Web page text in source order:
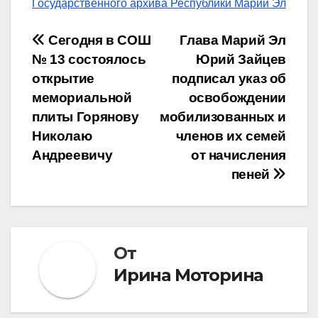
Государственного архива Республики Марий Эл
Навигация
по
записям
Глава Марий Эл
Юрий Зайцев
подписал указ об
освобождении
мобилизованных и
членов их семей
от начисления
пеней
Сегодня в СОШ
№ 13 состоялось
открытие
мемориальной
плиты Горянову
Николаю
Андреевичу
От
Ирина Моторина